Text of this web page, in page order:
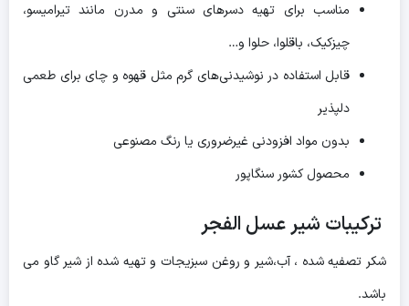
مناسب برای تهیه دسرهای سنتی و مدرن مانند تیرامیسو،
چیزکیک، باقلوا، حلوا و…
قابل استفاده در نوشیدنی‌های گرم مثل قهوه و چای برای طعمی
دلپذیر
بدون مواد افزودنی غیرضروری یا رنگ مصنوعی
محصول کشور سنگاپور
ترکیبات شیر عسل الفجر
شکر تصفیه شده ، آب،شیر و روغن سبزیجات و تهیه شده از شیر گاو می
باشد.